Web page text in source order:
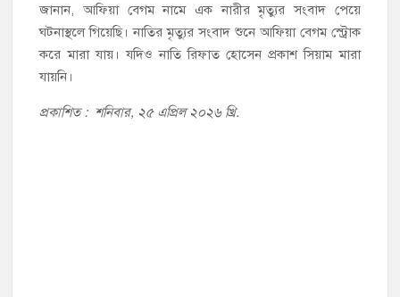
জানান, আফিয়া বেগম নামে এক নারীর মৃত্যুর সংবাদ পেয়ে
ঘটনাস্থলে গিয়েছি। নাতির মৃত্যুর সংবাদ শুনে আফিয়া বেগম স্ট্রোক
করে মারা যায়। যদিও নাতি রিফাত হোসেন প্রকাশ সিয়াম মারা
যায়নি।
প্রকাশিত : শনিবার, ২৫ এপ্রিল ২০২৬ খ্রি.